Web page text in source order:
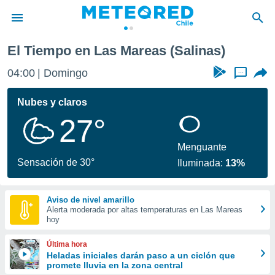
de
por
se
calidad.
a este
las
y
forma
digital
basada
El Tiempo en Las Mareas (Salinas)
04:00 Domingo ...
Nubes y claros
27°
Sensación de 30°
Menguante
Iluminada: 13%
Aviso de nivel amarillo
Alerta moderada por altas temperaturas en Las Mareas
hoy
Última hora
Heladas iniciales darán paso a un ciclón que
promete lluvia en la zona central